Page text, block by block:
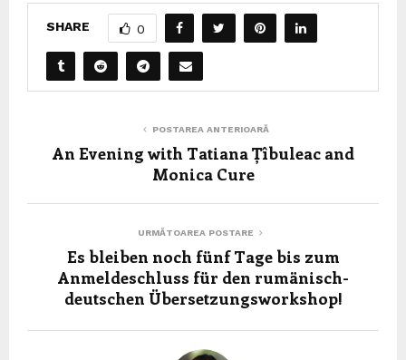
SHARE 0
POSTAREA ANTERIOARĂ
An Evening with Tatiana Țîbuleac and
Monica Cure
URMĂTOAREA POSTARE
Es bleiben noch fünf Tage bis zum
Anmeldeschluss für den rumänisch-
deutschen Übersetzungsworkshop!